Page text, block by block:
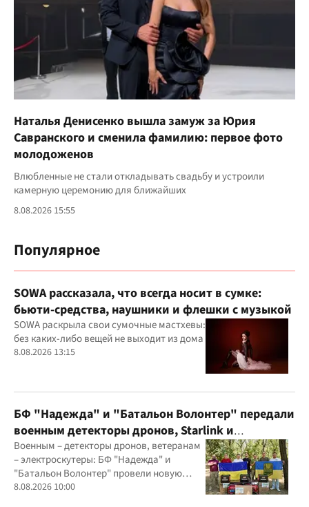
Наталья Денисенко вышла замуж за Юрия
Савранского и сменила фамилию: первое фото
молодоженов
Влюбленные не стали откладывать свадьбу и устроили
камерную церемонию для ближайших
8.08.2026 15:55
Популярное
SOWA рассказала, что всегда носит в сумке:
бьюти-средства, наушники и флешки с музыкой
SOWA раскрыла свои сумочные мастхевы:
без каких-либо вещей не выходит из дома
8.08.2026 13:15
БФ "Надежда" и "Батальон Волонтер" передали
военным детекторы дронов, Starlink и
генераторы
Военным – детекторы дронов, ветеранам
– электроскутеры: БФ "Надежда" и
"Батальон Волонтер" провели новую
миссию
8.08.2026 10:00